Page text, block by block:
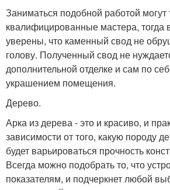
Заниматься подобной работой могут
квалифицированные мастера, тогда
уверены, что каменный свод не
голову. Полученный свод не
дополнительной отделке и сам по
украшением помещения.
Дерево.
Арка из дерева - это и красиво, и
зависимости от того, какую породу
будет варьироваться прочность
Всегда можно подобрать то, что
показателям, и подчеркнет любой